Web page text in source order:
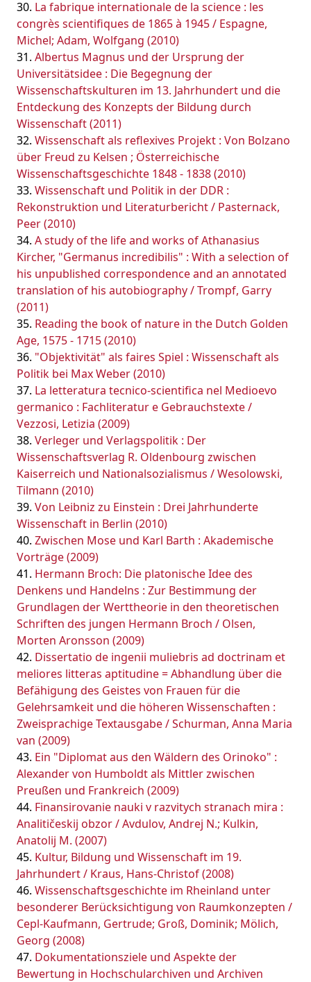
La fabrique internationale de la science : les
congrès scientifiques de 1865 à 1945 / Espagne,
Michel; Adam, Wolfgang (2010)
Albertus Magnus und der Ursprung der
Universitätsidee : Die Begegnung der
Wissenschaftskulturen im 13. Jahrhundert und die
Entdeckung des Konzepts der Bildung durch
Wissenschaft (2011)
Wissenschaft als reflexives Projekt : Von Bolzano
über Freud zu Kelsen ; Österreichische
Wissenschaftsgeschichte 1848 - 1838 (2010)
Wissenschaft und Politik in der DDR :
Rekonstruktion und Literaturbericht / Pasternack,
Peer (2010)
A study of the life and works of Athanasius
Kircher, "Germanus incredibilis" : With a selection of
his unpublished correspondence and an annotated
translation of his autobiography / Trompf, Garry
(2011)
Reading the book of nature in the Dutch Golden
Age, 1575 - 1715 (2010)
"Objektivität" als faires Spiel : Wissenschaft als
Politik bei Max Weber (2010)
La letteratura tecnico-scientifica nel Medioevo
germanico : Fachliteratur e Gebrauchstexte /
Vezzosi, Letizia (2009)
Verleger und Verlagspolitik : Der
Wissenschaftsverlag R. Oldenbourg zwischen
Kaiserreich und Nationalsozialismus / Wesolowski,
Tilmann (2010)
Von Leibniz zu Einstein : Drei Jahrhunderte
Wissenschaft in Berlin (2010)
Zwischen Mose und Karl Barth : Akademische
Vorträge (2009)
Hermann Broch: Die platonische Idee des
Denkens und Handelns : Zur Bestimmung der
Grundlagen der Werttheorie in den theoretischen
Schriften des jungen Hermann Broch / Olsen,
Morten Aronsson (2009)
Dissertatio de ingenii muliebris ad doctrinam et
meliores litteras aptitudine = Abhandlung über die
Befähigung des Geistes von Frauen für die
Gelehrsamkeit und die höheren Wissenschaften :
Zweisprachige Textausgabe / Schurman, Anna Maria
van (2009)
Ein "Diplomat aus den Wäldern des Orinoko" :
Alexander von Humboldt als Mittler zwischen
Preußen und Frankreich (2009)
Finansirovanie nauki v razvitych stranach mira :
Analitičeskij obzor / Avdulov, Andrej N.; Kulkin,
Anatolij M. (2007)
Kultur, Bildung und Wissenschaft im 19.
Jahrhundert / Kraus, Hans-Christof (2008)
Wissenschaftsgeschichte im Rheinland unter
besonderer Berücksichtigung von Raumkonzepten /
Cepl-Kaufmann, Gertrude; Groß, Dominik; Mölich,
Georg (2008)
Dokumentationsziele und Aspekte der
Bewertung in Hochschularchiven und Archiven